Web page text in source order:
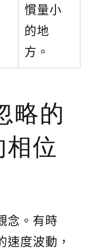
慣量小
的地
方。
略的
位
念。有時
度波動，